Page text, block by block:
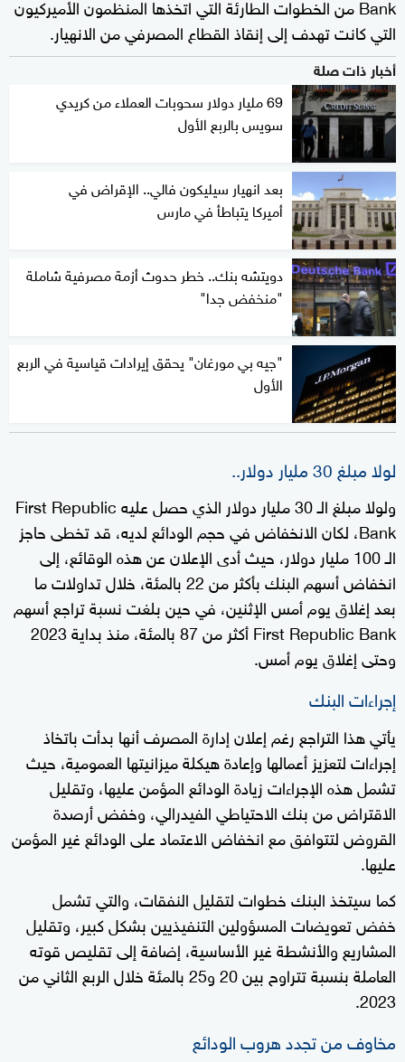
Bank من الخطوات الطارئة التي اتخذها المنظمون الأميركيون
التي كانت تهدف إلى إنقاذ القطاع المصرفي من الانهيار.
أخبار ذات صلة
69 مليار دولار سحوبات العملاء من كريدي
سويس بالربع الأول
بعد انهيار سيليكون فالي.. الإقراض في
أميركا يتباطأ في مارس
دويتشه بنك.. خطر حدوث أزمة مصرفية شاملة
"منخفض جدا"
"جيه بي مورغان" يحقق إيرادات قياسية في الربع
الأول
لولا مبلغ 30 مليار دولار..
ولولا مبلغ الـ 30 مليار دولار الذي حصل عليه First Republic
Bank، لكان الانخفاض في حجم الودائع لديه، قد تخطى حاجز
الـ 100 مليار دولار، حيث أدى الإعلان عن هذه الوقائع، إلى
انخفاض أسهم البنك بأكثر من 22 بالمئة، خلال تداولات ما
بعد إغلاق يوم أمس الإثنين، في حين بلغت نسبة تراجع أسهم
First Republic Bank أكثر من 87 بالمئة، منذ بداية 2023
وحتى إغلاق يوم أمس.
إجراءات البنك
يأتي هذا التراجع رغم إعلان إدارة المصرف أنها بدأت باتخاذ
إجراءات لتعزيز أعمالها وإعادة هيكلة ميزانيتها العمومية، حيث
تشمل هذه الإجراءات زيادة الودائع المؤمن عليها، وتقليل
الاقتراض من بنك الاحتياطي الفيدرالي، وخفض أرصدة
القروض لتتوافق مع انخفاض الاعتماد على الودائع غير المؤمن
عليها.
كما سيتخذ البنك خطوات لتقليل النفقات، والتي تشمل
خفض تعويضات المسؤولين التنفيذيين بشكل كبير، وتقليل
المشاريع والأنشطة غير الأساسية، إضافة إلى تقليص قوته
العاملة بنسبة تتراوح بين 20 و25 بالمئة خلال الربع الثاني من
2023.
مخاوف من تجدد هروب الودائع